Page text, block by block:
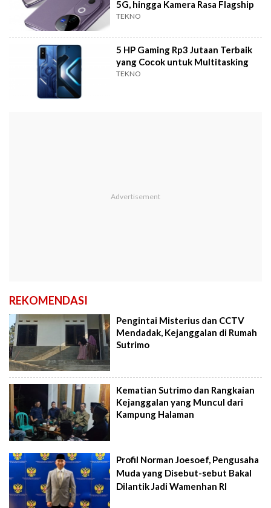
5G, hingga Kamera Rasa Flagship
TEKNO
5 HP Gaming Rp3 Jutaan Terbaik
yang Cocok untuk Multitasking
TEKNO
REKOMENDASI
Pengintai Misterius dan CCTV
Mendadak, Kejanggalan di Rumah
Sutrimo
Kematian Sutrimo dan Rangkaian
Kejanggalan yang Muncul dari
Kampung Halaman
Profil Norman Joesoef, Pengusaha
Muda yang Disebut-sebut Bakal
Dilantik Jadi Wamenhan RI